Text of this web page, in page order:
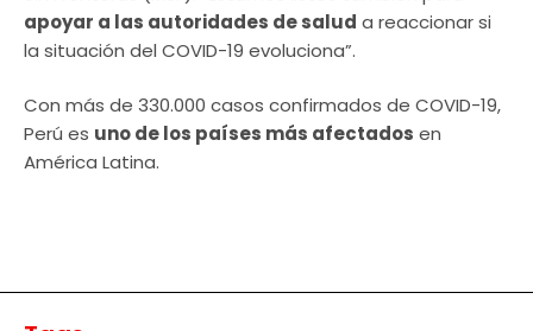
apoyar a las autoridades de salud a reaccionar si
la situación del COVID-19 evoluciona”.
Con más de 330.000 casos confirmados de COVID-19,
Perú es uno de los países más afectados en
América Latina.